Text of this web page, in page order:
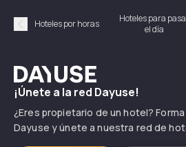
Précédent
Hoteles por horas
Hoteles para
el día
Dayuse
¡Únete a la red Dayuse!
¿Eres propietario de un hotel?
Dayuse y únete a nuestra red de